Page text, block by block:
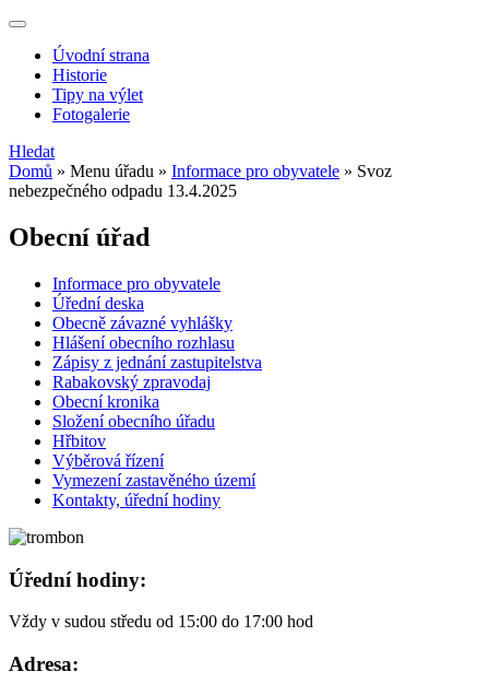
Úvodní strana
Historie
Tipy na výlet
Fotogalerie
Hledat
Domů » Menu úřadu » Informace pro obyvatele » Svoz
nebezpečného odpadu 13.4.2025
Obecní úřad
Informace pro obyvatele
Úřední deska
Obecně závazné vyhlášky
Hlášení obecního rozhlasu
Zápisy z jednání zastupitelstva
Rabakovský zpravodaj
Obecní kronika
Složení obecního úřadu
Hřbitov
Výběrová řízení
Vymezení zastavěného území
Kontakty, úřední hodiny
Úřední hodiny:
Vždy v sudou středu od 15:00 do 17:00 hod
Adresa: